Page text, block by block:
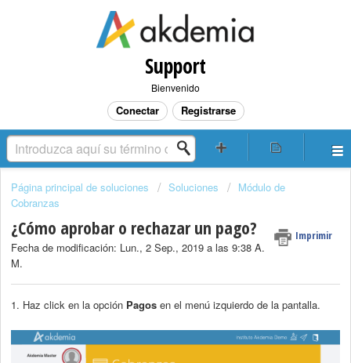
Support
Bienvenido
Conectar Registrarse
Página principal de soluciones Soluciones
Módulo de
Cobranzas
¿Cómo aprobar o rechazar un pago? Imprimir
Fecha de modificación: Lun., 2 Sep., 2019 a las 9:38 A.
M.
1. Haz click en la opción Pagos en el menú izquierdo de la pantalla.